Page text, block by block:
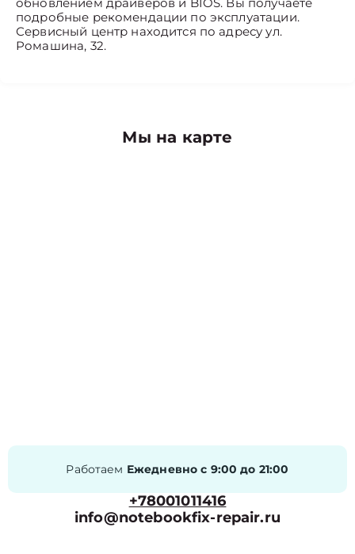
подробные рекомендации по эксплуатации.
Сервисный центр находится по адресу ул.
Ромашина, 32.
Мы на карте
Работаем Ежедневно с 9:00 до 21:00
+78001011416
info@notebookfix-repair.ru